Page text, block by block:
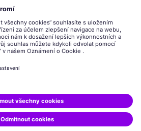
Oznámení o ochraně osobních údajů
Podmínky použití
2026